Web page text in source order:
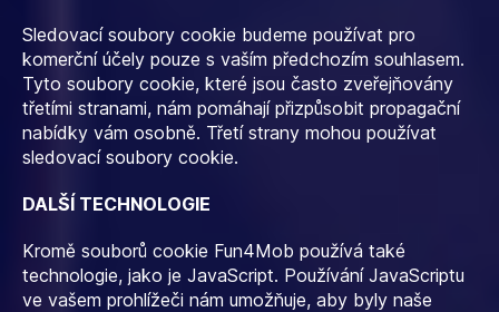
Sledovací soubory cookie budeme používat pro
komerční účely pouze s vaším předchozím souhlasem.
Tyto soubory cookie, které jsou často zveřejňovány
třetími stranami, nám pomáhají přizpůsobit propagační
nabídky vám osobně. Třetí strany mohou používat
sledovací soubory cookie.
DALŠÍ TECHNOLOGIE
Kromě souborů cookie Fun4Mob používá také
technologie, jako je JavaScript. Používání JavaScriptu
ve vašem prohlížeči nám umožňuje, aby byly naše